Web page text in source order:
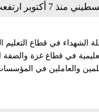
و179 مدرسة مدمرة
الشهداء في قطاع
الطلبة والكوادر التعليمية في قطاع
أن 20.647 طالبا وطالبة و1.054 من المعلمين